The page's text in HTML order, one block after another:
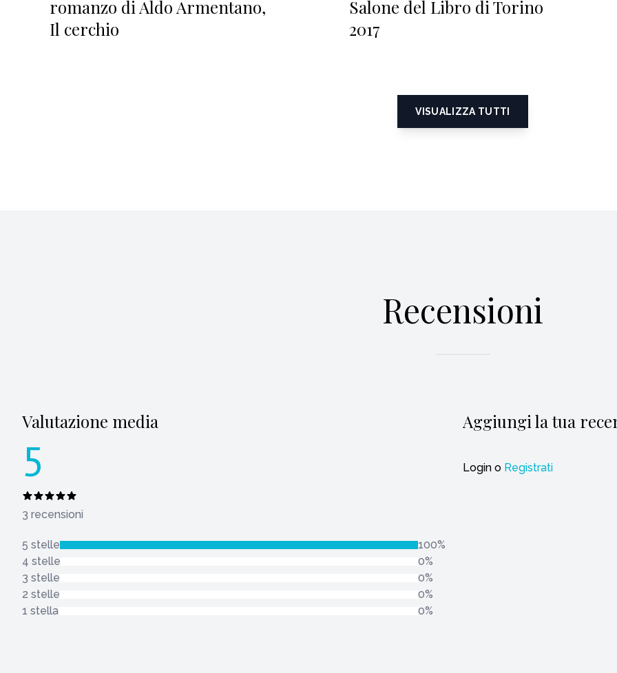
romanzo di Aldo Armentano,
Il cerchio
Salone del Libro di Torino
2017
VISUALIZZA TUTTI
Recensioni
Valutazione media
5
3 recensioni
5 stelle
100%
4 stelle
0%
3 stelle
0%
2 stelle
0%
1 stella
0%
Aggiungi la tua
Login o Registrati